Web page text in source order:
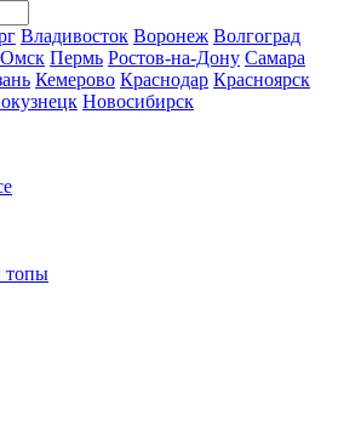
Владивосток Воронеж Волгоград
Омск Пермь Ростов-на-Дону Самара
Кемерово Краснодар Красноярск
Новосибирск
топы